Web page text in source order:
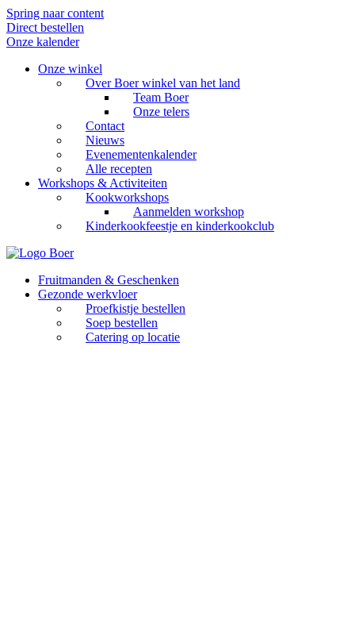
Spring naar content
Direct bestellen
Onze kalender
Onze winkel
Over Boer winkel van het land
Team Boer
Onze telers
Contact
Nieuws
Evenementenkalender
Alle recepten
Workshops & Activiteiten
Kookworkshops
Aanmelden workshop
Kinderkookfeestje en kinderkookclub
Fruitmanden & Geschenken
Gezonde werkvloer
Proefkistje bestellen
Soep bestellen
Catering op locatie